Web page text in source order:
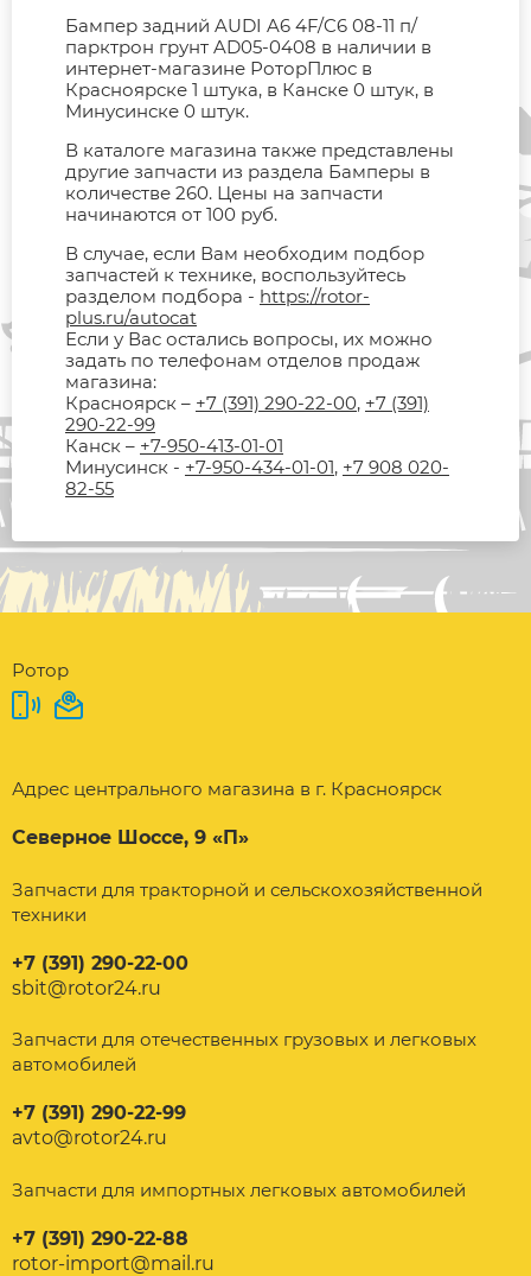
Бампер задний AUDI A6 4F/C6 08-11 п/
парктрон грунт AD05-0408 в наличии в
интернет-магазине РоторПлюс в
Красноярске 1 штука, в Канске 0 штук, в
Минусинске 0 штук.
В каталоге магазина также представлены
другие запчасти из раздела Бамперы в
количестве 260. Цены на запчасти
начинаются от 100 руб.
В случае, если Вам необходим подбор
запчастей к технике, воспользуйтесь
разделом подбора - https://rotor-
plus.ru/autocat
Если у Вас остались вопросы, их можно
задать по телефонам отделов продаж
магазина:
Красноярск – +7 (391) 290-22-00, +7 (391)
290-22-99
Канск – +7-950-413-01-01
Минусинск - +7-950-434-01-01, +7 908 020-
82-55
Ротор
Адрес центрального магазина в г. Красноярск
Северное Шоссе, 9 «П»
Запчасти для тракторной и сельскохозяйственной
техники
+7 (391) 290-22-00
sbit@rotor24.ru
Запчасти для отечественных грузовых и легковых
автомобилей
+7 (391) 290-22-99
avto@rotor24.ru
Запчасти для импортных легковых автомобилей
+7 (391) 290-22-88
rotor-import@mail.ru